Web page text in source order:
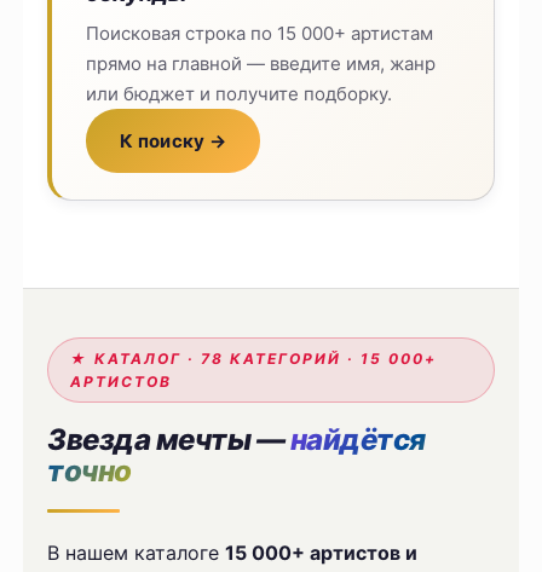
Поисковая строка по 15 000+ артистам
прямо на главной — введите имя, жанр
или бюджет и получите подборку.
К поиску →
★ КАТАЛОГ · 78 КАТЕГОРИЙ · 15 000+
АРТИСТОВ
Звезда мечты —найдётся
точно
В нашем каталоге15 000+ артистов и